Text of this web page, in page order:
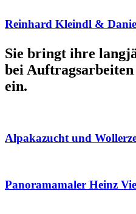
Reinhard Kleindl &
Sie bringt ihre
bei
ein.
Alpakazucht und
Panoramamaler Heinz